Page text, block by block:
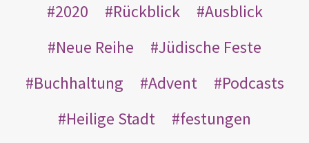
2020
Rückblick
Ausblick
Neue Reihe
Jüdische Feste
Buchhaltung
Advent
Podcasts
Heilige Stadt
festungen